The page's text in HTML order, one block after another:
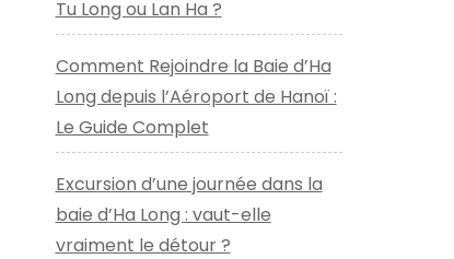
Tu Long ou Lan Ha ?
Comment Rejoindre la Baie d’Ha
Long depuis l’Aéroport de Hanoï :
Le Guide Complet
Excursion d’une journée dans la
baie d’Ha Long : vaut-elle
vraiment le détour ?